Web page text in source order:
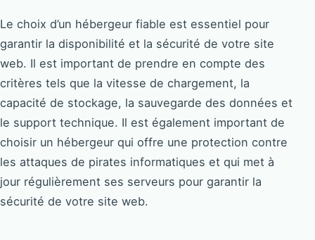
Le choix d’un hébergeur fiable est essentiel pour
garantir la disponibilité et la sécurité de votre site
web. Il est important de prendre en compte des
critères tels que la vitesse de chargement, la
capacité de stockage, la sauvegarde des données et
le support technique. Il est également important de
choisir un hébergeur qui offre une protection contre
les attaques de pirates informatiques et qui met à
jour régulièrement ses serveurs pour garantir la
sécurité de votre site web.